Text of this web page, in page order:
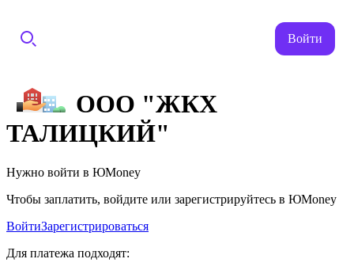
Войти
ООО "ЖКХ
ТАЛИЦКИЙ"
Нужно войти в ЮMoney
Чтобы заплатить, войдите или зарегистрируйтесь в ЮMoney
ВойтиЗарегистрироваться
Для платежа подходят: